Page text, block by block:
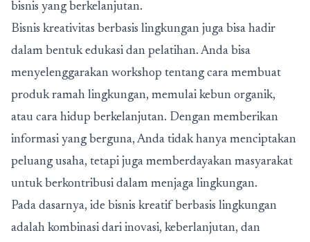
bisnis yang berkelanjutan.
Bisnis kreativitas berbasis lingkungan juga bisa hadir
dalam bentuk edukasi dan pelatihan. Anda bisa
menyelenggarakan workshop tentang cara membuat
produk ramah lingkungan, memulai kebun organik,
atau cara hidup berkelanjutan. Dengan memberikan
informasi yang berguna, Anda tidak hanya menciptakan
peluang usaha, tetapi juga memberdayakan masyarakat
untuk berkontribusi dalam menjaga lingkungan.
Pada dasarnya, ide bisnis kreatif berbasis lingkungan
adalah kombinasi dari inovasi, keberlanjutan, dan